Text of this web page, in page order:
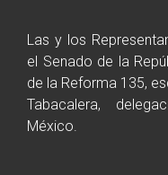
Las y los
el Senado de la
de la Reforma 135,
Tabacalera,
México.